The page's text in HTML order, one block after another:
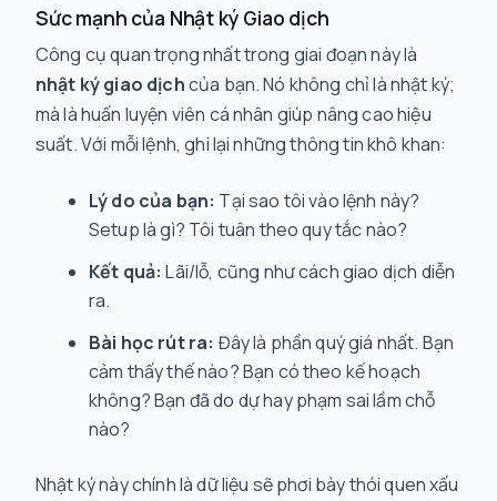
Sức mạnh của Nhật ký Giao dịch
Công cụ quan trọng nhất trong giai đoạn này là
nhật ký giao dịchcủa bạn. Nó không chỉ là nhật ký;
mà là huấn luyện viên cá nhân giúp nâng cao hiệu
suất. Với mỗi lệnh, ghi lại những thông tin khô khan:
Lý do của bạn: Tại sao tôi vào lệnh này?
Setup là gì? Tôi tuân theo quy tắc nào?
Kết quả: Lãi/lỗ, cũng như cách giao dịch diễn
ra.
Bài học rút ra: Đây là phần quý giá nhất. Bạn
cảm thấythế nào? Bạn có theo kế hoạch
không? Bạn đã do dự hay phạm sai lầm chỗ
nào?
Nhật ký này chính là dữ liệu sẽ phơi bày thói quen xấu